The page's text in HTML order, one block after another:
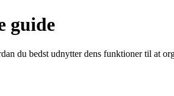
guide
du bedst udnytter dens funktioner til at